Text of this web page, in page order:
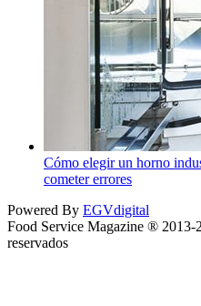
Cómo elegir un horno
cometer errores
Powered By EGVdigital
Food Service Magazine ® 2013-
reservados